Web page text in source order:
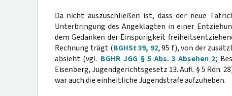
Da nicht auszuschließen ist, dass der neue
Unterbringung des Angeklagten in einer
dem Gedanken der Einspurigkeit
Rechnung trägt (BGHSt 39, 92, 95 f.), von der
absieht (vgl. BGHR JGG § 5 Abs. 3 Absehen 2;
Eisenberg, Jugendgerichtsgesetz 13. Aufl. § 5 Rdn.
war auch die einheitliche Jugendstrafe aufzuheben.